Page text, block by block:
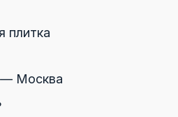
плитка
— Москва